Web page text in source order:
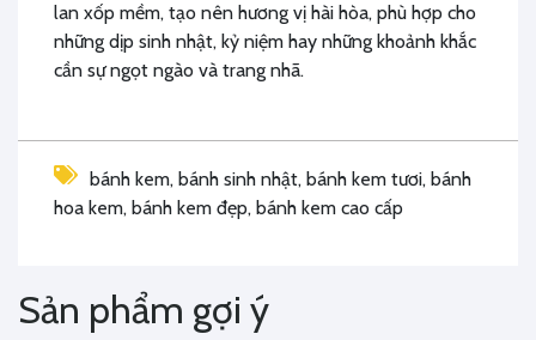
lan xốp mềm, tạo nên hương vị hài hòa, phù hợp cho
những dịp sinh nhật, kỷ niệm hay những khoảnh khắc
cần sự ngọt ngào và trang nhã.
bánh kem, bánh sinh nhật, bánh kem tươi, bánh
hoa kem, bánh kem đẹp, bánh kem cao cấp
Sản phẩm gợi ý